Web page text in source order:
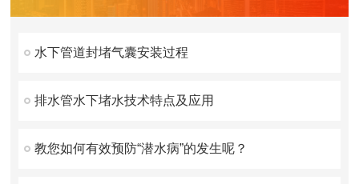
水下管道封堵气囊安装过程
排水管水下堵水技术特点及应用
教您如何有效预防“潜水病”的发生呢？